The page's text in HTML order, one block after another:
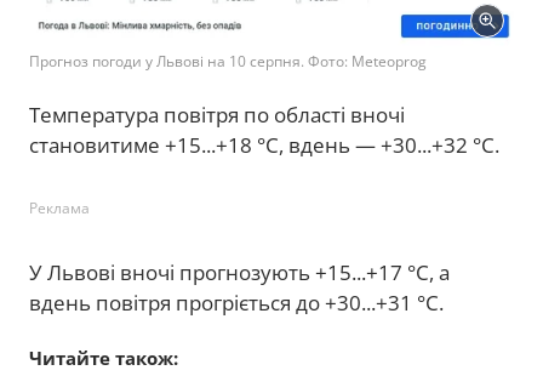
Прогноз погоди у Львові на 10 серпня. Фото: Meteoprog
Температура повітря по області вночі
становитиме +15...+18 °C, вдень — +30...+32 °C.
Реклама
У Львові вночі прогнозують +15...+17 °C, а
вдень повітря прогріється до +30...+31 °C.
Читайте також: